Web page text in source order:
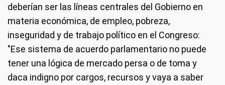
deberían ser las líneas centrales del Gobierno en
materia económica, de empleo, pobreza,
inseguridad y de trabajo político en el Congreso:
"Ese sistema de acuerdo parlamentario no puede
tener una lógica de mercado persa o de toma y
daca indigno por cargos, recursos y vaya a saber